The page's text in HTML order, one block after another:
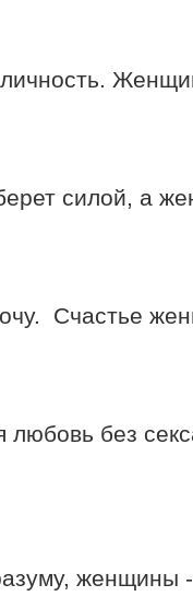
силой, а
Счастье
любовь без
женщины